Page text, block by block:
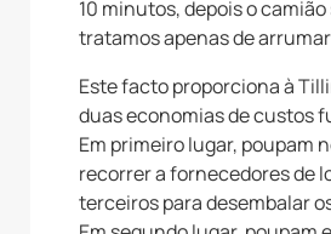
10 minutos, depois o camião
tratamos apenas de
Este facto proporciona à
duas economias de custos
Em primeiro lugar, poupam
recorrer a fornecedores de
terceiros para desembalar